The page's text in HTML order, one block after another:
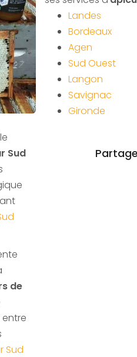
Sud
de
Sud
Landes
Bordeaux
Agen
Sud Ouest
Langon
Savignac
Gironde